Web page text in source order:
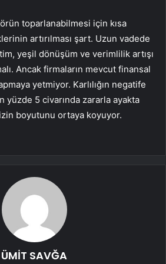
toparlanabilmesi için kısa
artırılması şart. Uzun vadede
yeşil dönüşüm ve verimlilik artışı
Ancak firmaların mevcut finansal
yetmiyor. Karlılığın negatife
5 civarında zararla ayakta
boyutunu ortaya koyuyor.
ÜMİT SAVĞA